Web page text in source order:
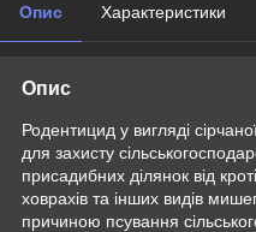
Опис Характеристики
Опис
Родентицид у вигляді
для захисту
присадибних ділянок від
ховрахів та інших видів
причиною псування